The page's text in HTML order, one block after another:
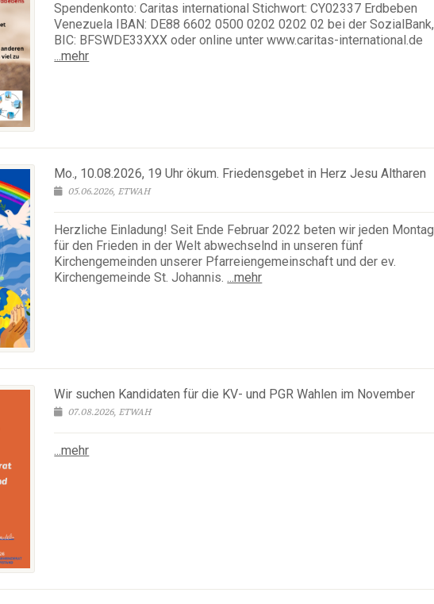
Spendenkonto: Caritas international Stichwort: CY02337 Erdbeben
Venezuela IBAN: DE88 6602 0500 0202 0202 02 bei der SozialBank,
BIC: BFSWDE33XXX oder online unter www.caritas-international.de
...mehr
Mo., 10.08.2026, 19 Uhr ökum. Friedensgebet in Herz Jesu Altharen
05.06.2026, ETWAH
Herzliche Einladung! Seit Ende Februar 2022 beten wir jeden Montag
für den Frieden in der Welt abwechselnd in unseren fünf
Kirchengemeinden unserer Pfarreiengemeinschaft und der ev.
Kirchengemeinde St. Johannis.
...mehr
Wir suchen Kandidaten für die KV- und PGR Wahlen im November
07.08.2026, ETWAH
...mehr